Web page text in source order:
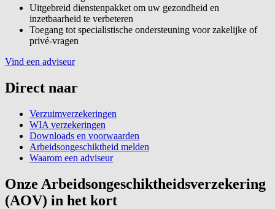
Uitgebreid dienstenpakket om uw gezondheid en
inzetbaarheid te verbeteren
Toegang tot specialistische ondersteuning voor zakelijke of
privé-vragen
Vind een adviseur
Direct naar
Verzuimverzekeringen
WIA verzekeringen
Downloads en voorwaarden
Arbeidsongeschiktheid melden
Waarom een adviseur
Onze Arbeidsongeschiktheidsverzekering
(AOV) in het kort